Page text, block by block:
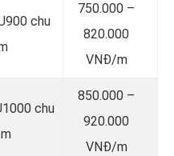
chu
750.000 –
820.000
VNĐ/m
chu
850.000 –
920.000
VNĐ/m